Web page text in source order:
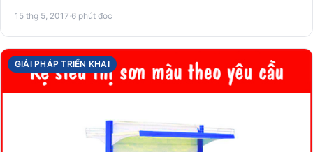
15 thg 5, 2017·6 phút đọc
GIẢI PHÁP TRIỂN KHAI